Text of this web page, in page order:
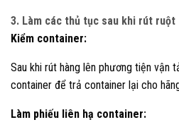
3. Làm các thủ tục sau khi rút ruột
Kiểm container:
Sau khi rút hàng lên phương tiện vận
container để trả container lại cho
Làm phiếu liên hạ container: